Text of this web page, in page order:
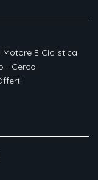
Motore E Ciclistica
- Cerco